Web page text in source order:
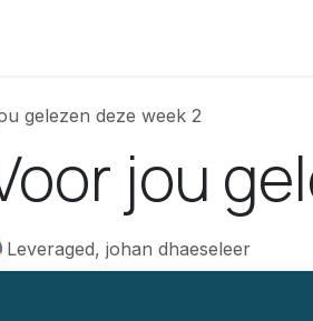
gelezen deze week 2
jou
Leveraged, johan dhaeseleer